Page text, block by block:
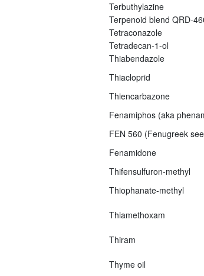
Terbuthylazine
Terpenoid blend QRD-
Tetraconazole
Tetradecan-1-ol
Thiabendazole
Thiacloprid
Thiencarbazone
Fenamiphos (aka
FEN 560 (Fenugreek
Fenamidone
Thifensulfuron-methyl
Thiophanate-methyl
Thiamethoxam
Thiram
Thyme oil